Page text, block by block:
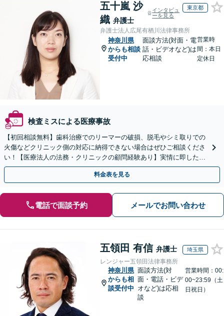
五十嵐 沙
織 弁護士
インタビュ
ーを見る
東京都
弁護士法人広尾有栖川法律事務所
神奈川県
からも相談
受付中
面談方法(対面・電
話・ビデオなど)は
応相談
営業時
間：本日
定休日
検査ミスによる医療事故
【初回相談無料】歯科治療でのリーマーの破損、脱毛やシミ取りでの
火傷などクリニック側の対応に納得できない場合はぜひご相談くださ
い！【医療法人の法務・クリニックの顧問経験あり】実情に即したア
ドバイスで、納得のできるトラブルの解決を目指します。
料金表を見る
電話で面談予約 メールでお問い合わせ
五領田 有信 弁護士 埼玉県
レンジャー五領田法律事務所
神奈川県
からも相
談受付中
面談方法(対
面・電話・ビデ
オなど)は応相
談
営業時間：00:
00~23:59（土
日祝日）